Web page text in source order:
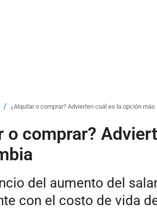
/ ¿Alquilar o comprar? Advierten cuál es la opción
o comprar?
del aumento del
con el costo de vida